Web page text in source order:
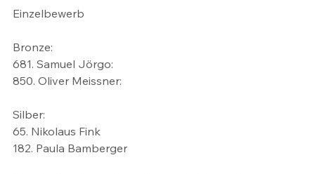
Einzelbewerb
Bronze:
681. Samuel Jörgo:
850. Oliver Meissner:
Silber:
65. Nikolaus Fink
182. Paula Bamberger